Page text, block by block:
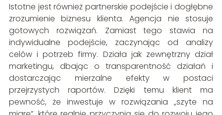
Istotne jest również partnerskie podejście i dogłębne
zrozumienie biznesu klienta. Agencja nie stosuje
gotowych rozwiązań. Zamiast tego stawia na
indywidualne podejście, zaczynając od analizy
celów i potrzeb firmy. Działa jak zewnętrzny dział
marketingu, dbając o transparentność działań i
dostarczając mierzalne efekty w postaci
przejrzystych raportów. Dzięki temu klient ma
pewność, że inwestuje w rozwiązania „szyte na